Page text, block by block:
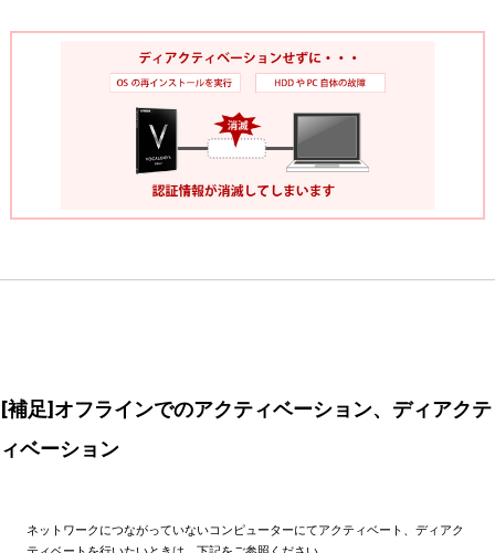
[補足]オフラインでのアクティベーション、ディアクテ
ィベーション
ネットワークにつながっていないコンピューターにてアクティベート、ディアク